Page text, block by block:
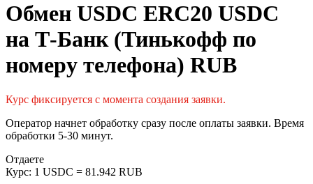
Обмен USDC ERC20 USDC
на Т-Банк (Тинькофф по
номеру телефона) RUB
Курс фиксируется с момента создания заявки.
Оператор начнет обработку сразу после оплаты заявки. Время
обработки 5-30 минут.
Отдаете
Курс: 1 USDC = 81.942 RUB